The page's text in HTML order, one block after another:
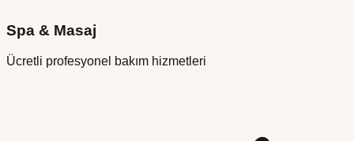
Spa & Masaj
Ücretli profesyonel bakım hizmetleri